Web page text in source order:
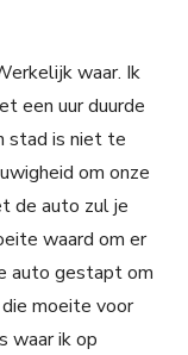
waar. Ik
een uur duurde
stad is niet te
om onze
de auto zul je
waard om er
auto gestapt om
moeite voor
waar ik op